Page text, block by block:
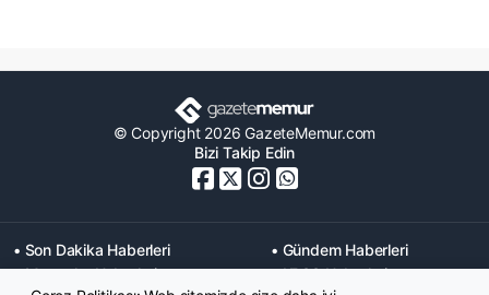
© Copyright 2026 GazeteMemur.com
Bizi Takip Edin
• Son Dakika Haberleri
• Gündem Haberleri
• Memurlar Haberleri
• KPSS Haberleri